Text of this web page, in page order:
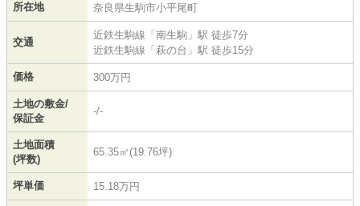
所在地 奈良県生駒市小平尾町
交通
近鉄生駒線 「 南生駒 」駅 徒歩7分
近鉄生駒線 「 萩の台 」駅 徒歩15分
価格 300万円
土地の敷金/
保証金
-/-
土地面積
(坪数)
65.35㎡(19.76坪)
坪単価 15.18万円